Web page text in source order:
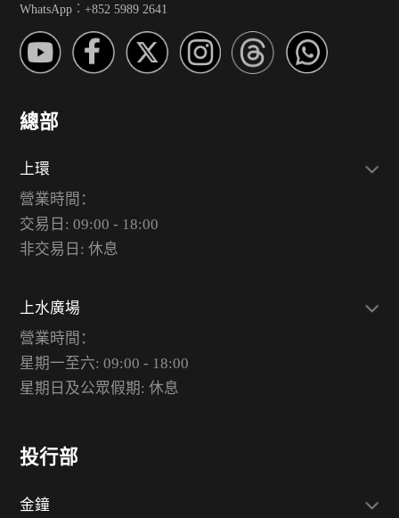
WhatsApp︰+852 5989 2641
總部
上環
營業時間：
交易日: 09:00 - 18:00
非交易日: 休息
上水廣場
營業時間：
星期一至六: 09:00 - 18:00
星期日及公眾假期: 休息
投行部
金鐘